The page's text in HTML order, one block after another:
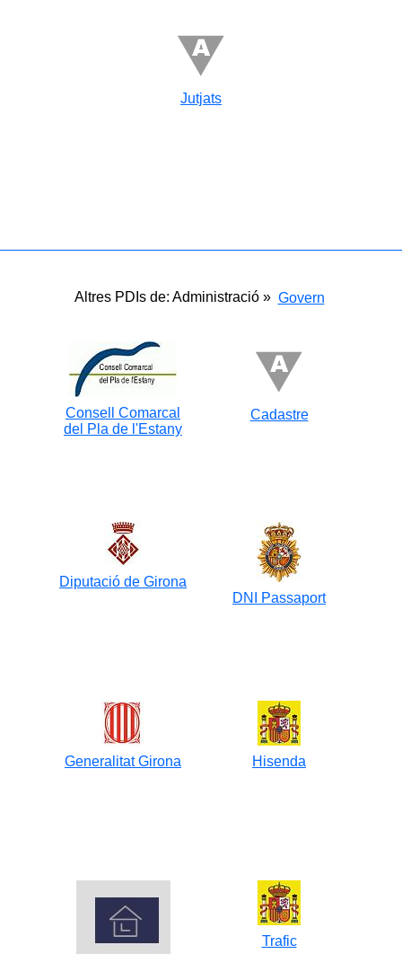
Jutjats
Altres PDIs de: Administració » Govern
Consell Comarcal
del Pla de l'Estany
Cadastre
Diputació de Girona
DNI Passaport
Generalitat Girona Hisenda
Trafic